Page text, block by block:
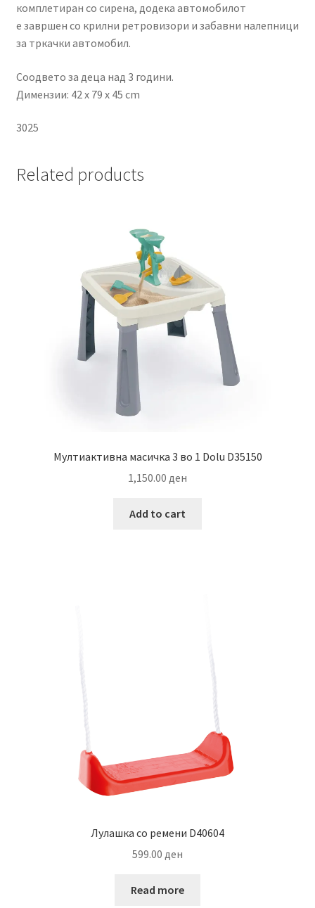
комплетиран со сирена, додека автомобилот
е завршен со крилни ретровизори и забавни налепници
за тркачки автомобил.
Соодвето за деца над 3 години.
Димензии: 42 x 79 x 45 cm
3025
Related products
Мултиактивна масичка 3 во 1 Dolu D35150
1,150.00 ден
Add to cart
Лулашка со ремени D40604
599.00 ден
Read more